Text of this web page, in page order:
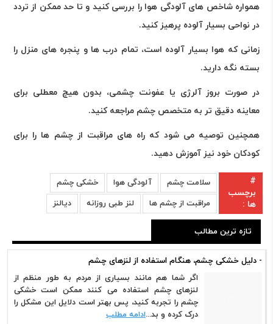
همواره شاخص های آلودگی هوا را بررسی کنید و تا حد ممکن از تردد
در نواحی بسیار آلوده پرهیز کنید.
زمانی که هوا بسیار آلوده است، تمام درب ها و پنجره های منزل را
بسته نگه دارید.
در صورت بروز آلرژی یا عفونت چشمی، بدون هیچ معطلی برای
معاینه دقیق تر به متخصص چشم مراجعه کنید.
همچنین توصیه می شود که راه های مراقبت از چشم ها را برای
کودکان خود نیز آموزش دهید.
#
برچسب
ها :
سلامت چشم آلودگی هوا
خشکی چشم
مراقبت از چشم ها
لنز طبی روزانه دیالنز
تازه ترین مطالب
- دلیل خشکی چشم، هنگام استفاده از لنزهای چشم
اگر شما هم مانند بسیاری از مردم به طور منظم از
لنزهای چشم استفاده می کنند ممکن است خشکی
چشم را تجربه کنید، پس بهتر است دلایل این مشکل را
درک کرده و بد...ادامه مطلب